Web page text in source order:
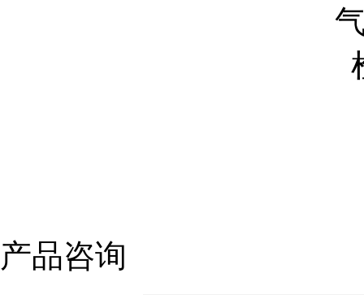
产品咨询